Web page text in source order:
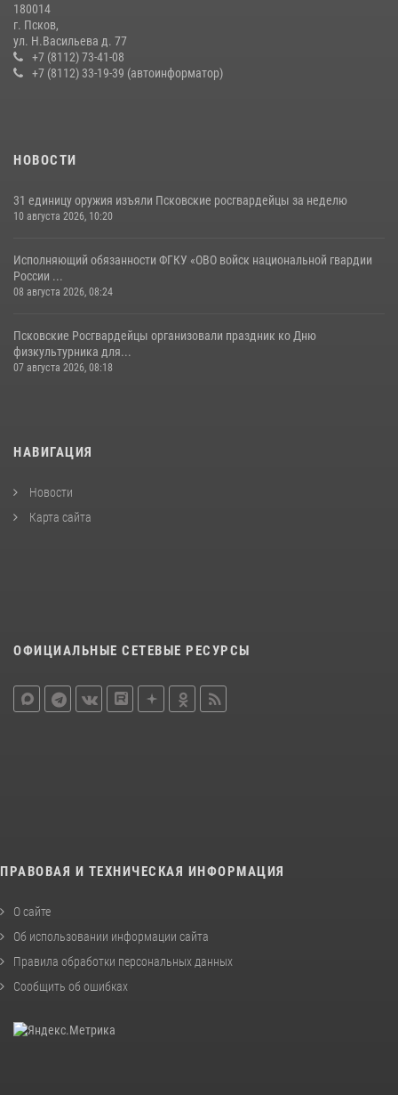
Урок мужества в Пскове: росгвардейцы пообщались с ребятами в
летнем лагере
23 июля 2026, 13:19
29 июля 2026, 14:56
180014
г. Псков,
ул. Н.Васильева д. 77
+7 (8112) 73-41-08
+7 (8112) 33-19-39 (автоинформатор)
НОВОСТИ
31 единицу оружия изъяли Псковские росгвардейцы за неделю
10 августа 2026, 10:20
Исполняющий обязанности ФГКУ «ОВО войск национальной гвардии
России ...
08 августа 2026, 08:24
Псковские Росгвардейцы организовали праздник ко Дню
физкультурника для...
07 августа 2026, 08:18
НАВИГАЦИЯ
Новости
Карта сайта
ОФИЦИАЛЬНЫЕ СЕТЕВЫЕ РЕСУРСЫ
ПРАВОВАЯ И ТЕХНИЧЕСКАЯ ИНФОРМАЦИЯ
О сайте
Об использовании информации сайта
Правила обработки персональных данных
Сообщить об ошибках